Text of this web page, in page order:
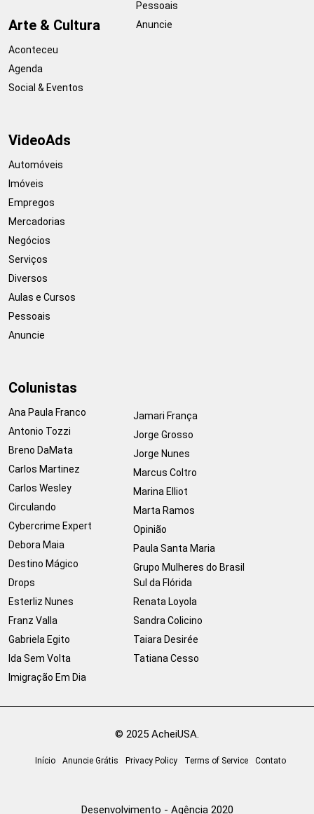
Arte & Cultura
Aconteceu
Agenda
Social & Eventos
Pessoais
Anuncie
VideoAds
Automóveis
Imóveis
Empregos
Mercadorias
Negócios
Serviços
Diversos
Aulas e Cursos
Pessoais
Anuncie
Colunistas
Ana Paula Franco
Antonio Tozzi
Breno DaMata
Carlos Martinez
Carlos Wesley
Circulando
Cybercrime Expert
Debora Maia
Destino Mágico
Drops
Esterliz Nunes
Franz Valla
Gabriela Egito
Ida Sem Volta
Imigração Em Dia
Jamari França
Jorge Grosso
Jorge Nunes
Marcus Coltro
Marina Elliot
Marta Ramos
Opinião
Paula Santa Maria
Grupo Mulheres do Brasil
Sul da Flórida
Renata Loyola
Sandra Colicino
Taiara Desirée
Tatiana Cesso
© 2025 AcheiUSA.
Início Anuncie Grátis Privacy Policy Terms of Service Contato
Desenvolvimento - Agência 2020